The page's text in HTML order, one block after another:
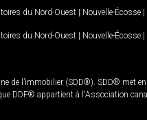
du Nord-Ouest | Nouvelle-Écosse |
du Nord-Ouest | Nouvelle-Écosse |
de l’immobilier (SDD®). SDD® met
DDF® appartient à l'Association